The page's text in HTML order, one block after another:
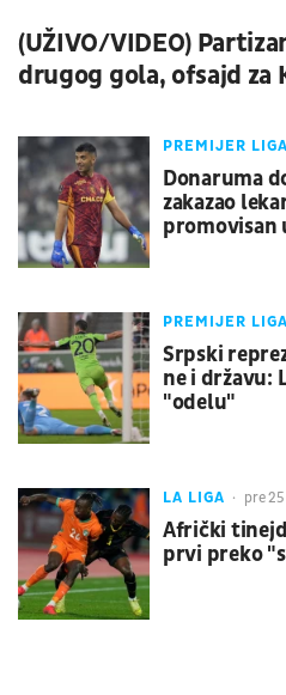
(UŽIVO/VIDEO)
drugog gola, ofsajd za
PREMIJER LIGA
Donaruma
zakazao
promovisan
PREMIJER LIGA
Srpski
ne i državu:
"odelu"
LA LIGA pre
Afrički
prvi preko